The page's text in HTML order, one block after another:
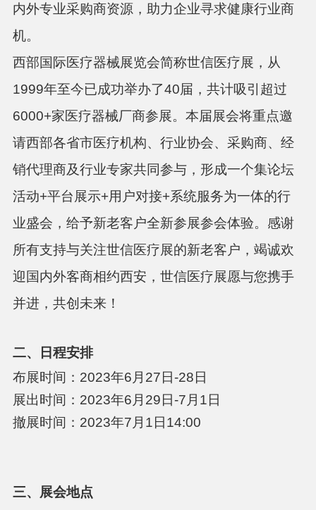
内外专业采购商资源，助力企业寻求健康行业商
机。
西部国际医疗器械展览会简称世信医疗展，从
1999年至今已成功举办了40届，共计吸引超过
6000+家医疗器械厂商参展。本届展会将重点邀
请西部各省市医疗机构、行业协会、采购商、经
销代理商及行业专家共同参与，形成一个集论坛
活动+平台展示+用户对接+系统服务为一体的行
业盛会，给予新老客户全新参展参会体验。感谢
所有支持与关注世信医疗展的新老客户，竭诚欢
迎国内外客商相约西安，世信医疗展愿与您携手
并进，共创未来！
二、日程安排
布展时间：2023年6月27日-28日
展出时间：2023年6月29日-7月1日
撤展时间：2023年7月1日14:00
三、 展会地点